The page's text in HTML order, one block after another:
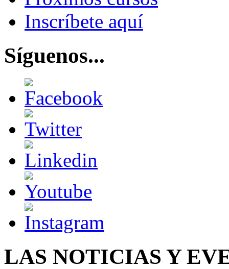
Inscríbete aquí
Síguenos...
LAS NOTICIAS Y